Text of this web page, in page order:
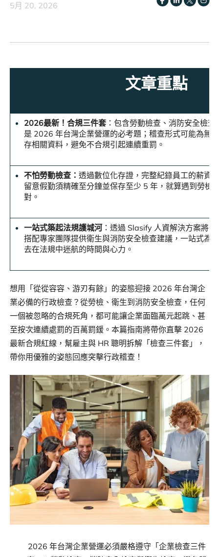
5月 20, 2026
文章重點
2026最新！合規三件套：包含勞動檢查、消防安全檢查
是 2026 年台灣企業營運的必考題；稽查形式可能為無
存相關資料，避免不合規引起連續重罰。
不怕勞動檢查： 透過數位化存證，完整紀錄員工的薪資
留意假勤須精確至分鐘並保存至少 5 年，就算遇到勞檢
對。
一站式築起法規護城河：透過 Slasify 人資解決方案將
搭配專家團隊提供衛生與消防安全檢查建議，一站式為
去在法規中迷航的時間與心力。
想用「從從容容、游刃有餘」的姿態迎接 2026 年台灣企
業必備的行政檢查？從勞檢、衛生到消防安全檢查，任何
一個被忽略的合規死角，都可能讓企業面臨萬元起跳、甚
至按次連續處罰的百萬罰鍰。本篇指南將帶你直擊 2026
最新合規紅線，幫雇主與 HR 聰明拆解「檢查三件套」，
帶你用優雅的姿態回應突擊行政稽查！
2026 年台灣企業營運必須嚴格遵守「企業檢查三件